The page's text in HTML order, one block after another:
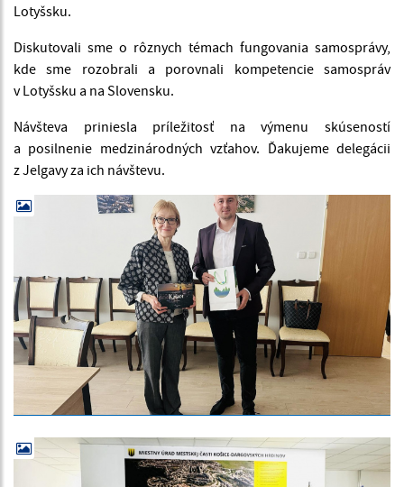
Lotyšsku.
Diskutovali sme o rôznych témach fungovania samosprávy,
kde sme rozobrali a porovnali kompetencie samospráv
v Lotyšsku a na Slovensku.
Návšteva priniesla príležitosť na výmenu skúseností
a posilnenie medzinárodných vzťahov. Ďakujeme delegácii
z Jelgavy za ich návštevu.